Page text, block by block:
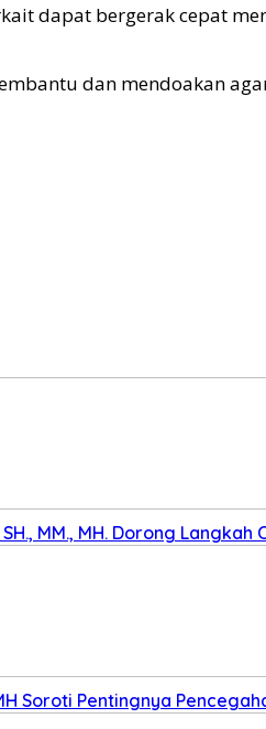
dapat bergerak cepat
dan mendoakan
MM., MH. Dorong Langkah
Soroti Pentingnya